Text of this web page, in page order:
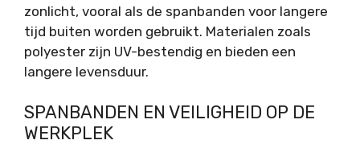
zonlicht, vooral als de spanbanden voor langere
tijd buiten worden gebruikt. Materialen zoals
polyester zijn UV-bestendig en bieden een
langere levensduur.
SPANBANDEN EN VEILIGHEID OP DE
WERKPLEK